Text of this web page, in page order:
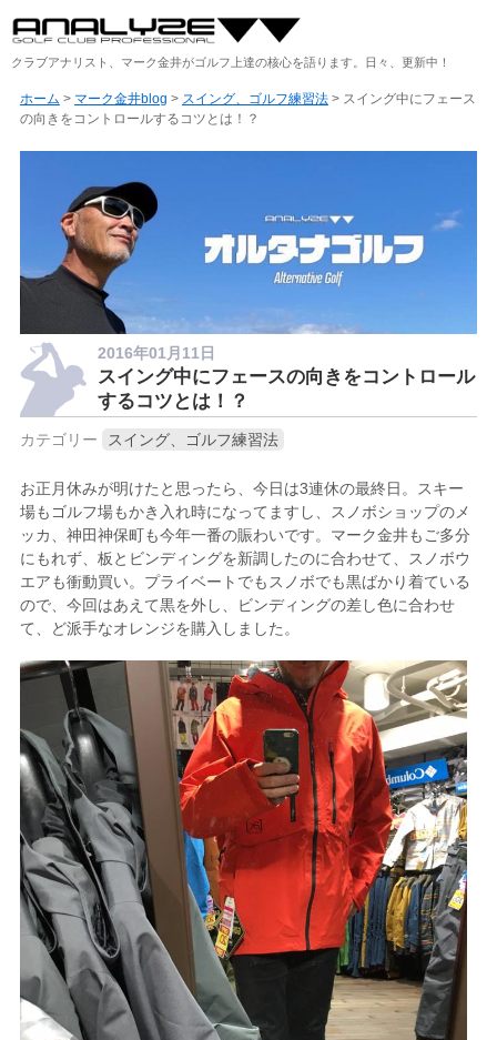
クラブアナリスト、マーク金井がゴルフ上達の核心を語ります。日々、更新中！
ホーム > マーク金井blog > スイング、ゴルフ練習法> スイング中にフェース
の向きをコントロールするコツとは！？
2016年01月11日
スイング中にフェースの向きをコントロール
するコツとは！？
カテゴリー スイング、ゴルフ練習法
お正月休みが明けたと思ったら、今日は3連休の最終日。スキー
場もゴルフ場もかき入れ時になってますし、スノボショップのメ
ッカ、神田神保町も今年一番の賑わいです。マーク金井もご多分
にもれず、板とビンディングを新調したのに合わせて、スノボウ
エアも衝動買い。プライベートでもスノボでも黒ばかり着ている
ので、今回はあえて黒を外し、ビンディングの差し色に合わせ
て、ど派手なオレンジを購入しました。